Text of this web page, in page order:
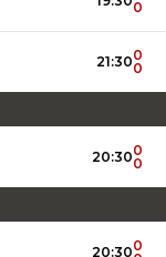
0
21:300
0
20:300
0
20:300